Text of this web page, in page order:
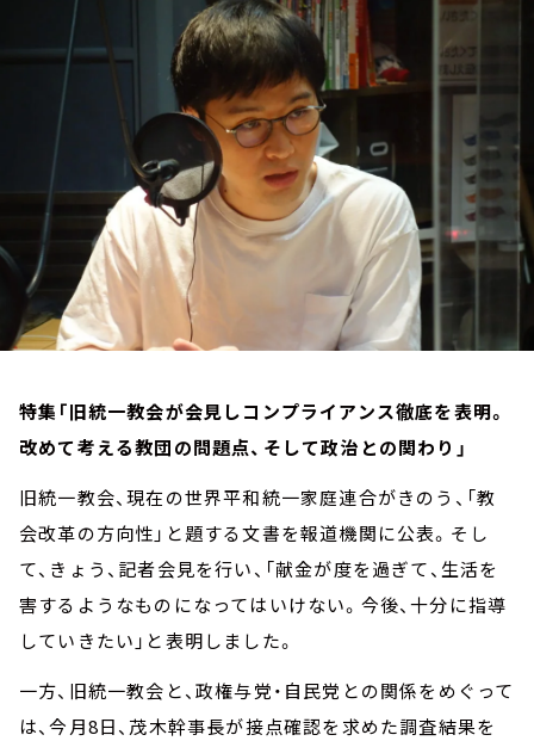
特集「旧統一教会が会見しコンプライアンス徹底を表明。
改めて考える教団の問題点、そして政治との関わり」
旧統一教会、現在の世界平和統一家庭連合がきのう、「教
会改革の方向性」と題する文書を報道機関に公表。そし
て、きょう、記者会見を行い、「献金が度を過ぎて、生活を
害するようなものになってはいけない。今後、十分に指導
していきたい」と表明しました。
一方、旧統一教会と、政権与党・自民党との関係をめぐって
は、今月8日、茂木幹事長が接点確認を求めた調査結果を